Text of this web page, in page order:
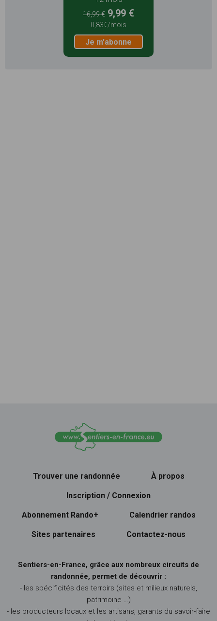
16,99 € 9,99 €
0,83€/mois
Je m'abonne
Trouver une randonnée À propos
Inscription / Connexion
Abonnement Rando+ Calendrier randos
Sites partenaires Contactez-nous
Sentiers-en-France, grâce aux nombreux circuits de
randonnée, permet de découvrir :
- les spécificités des terroirs (sites et milieux naturels,
patrimoine …)
- les producteurs locaux et les artisans, garants du savoir-faire